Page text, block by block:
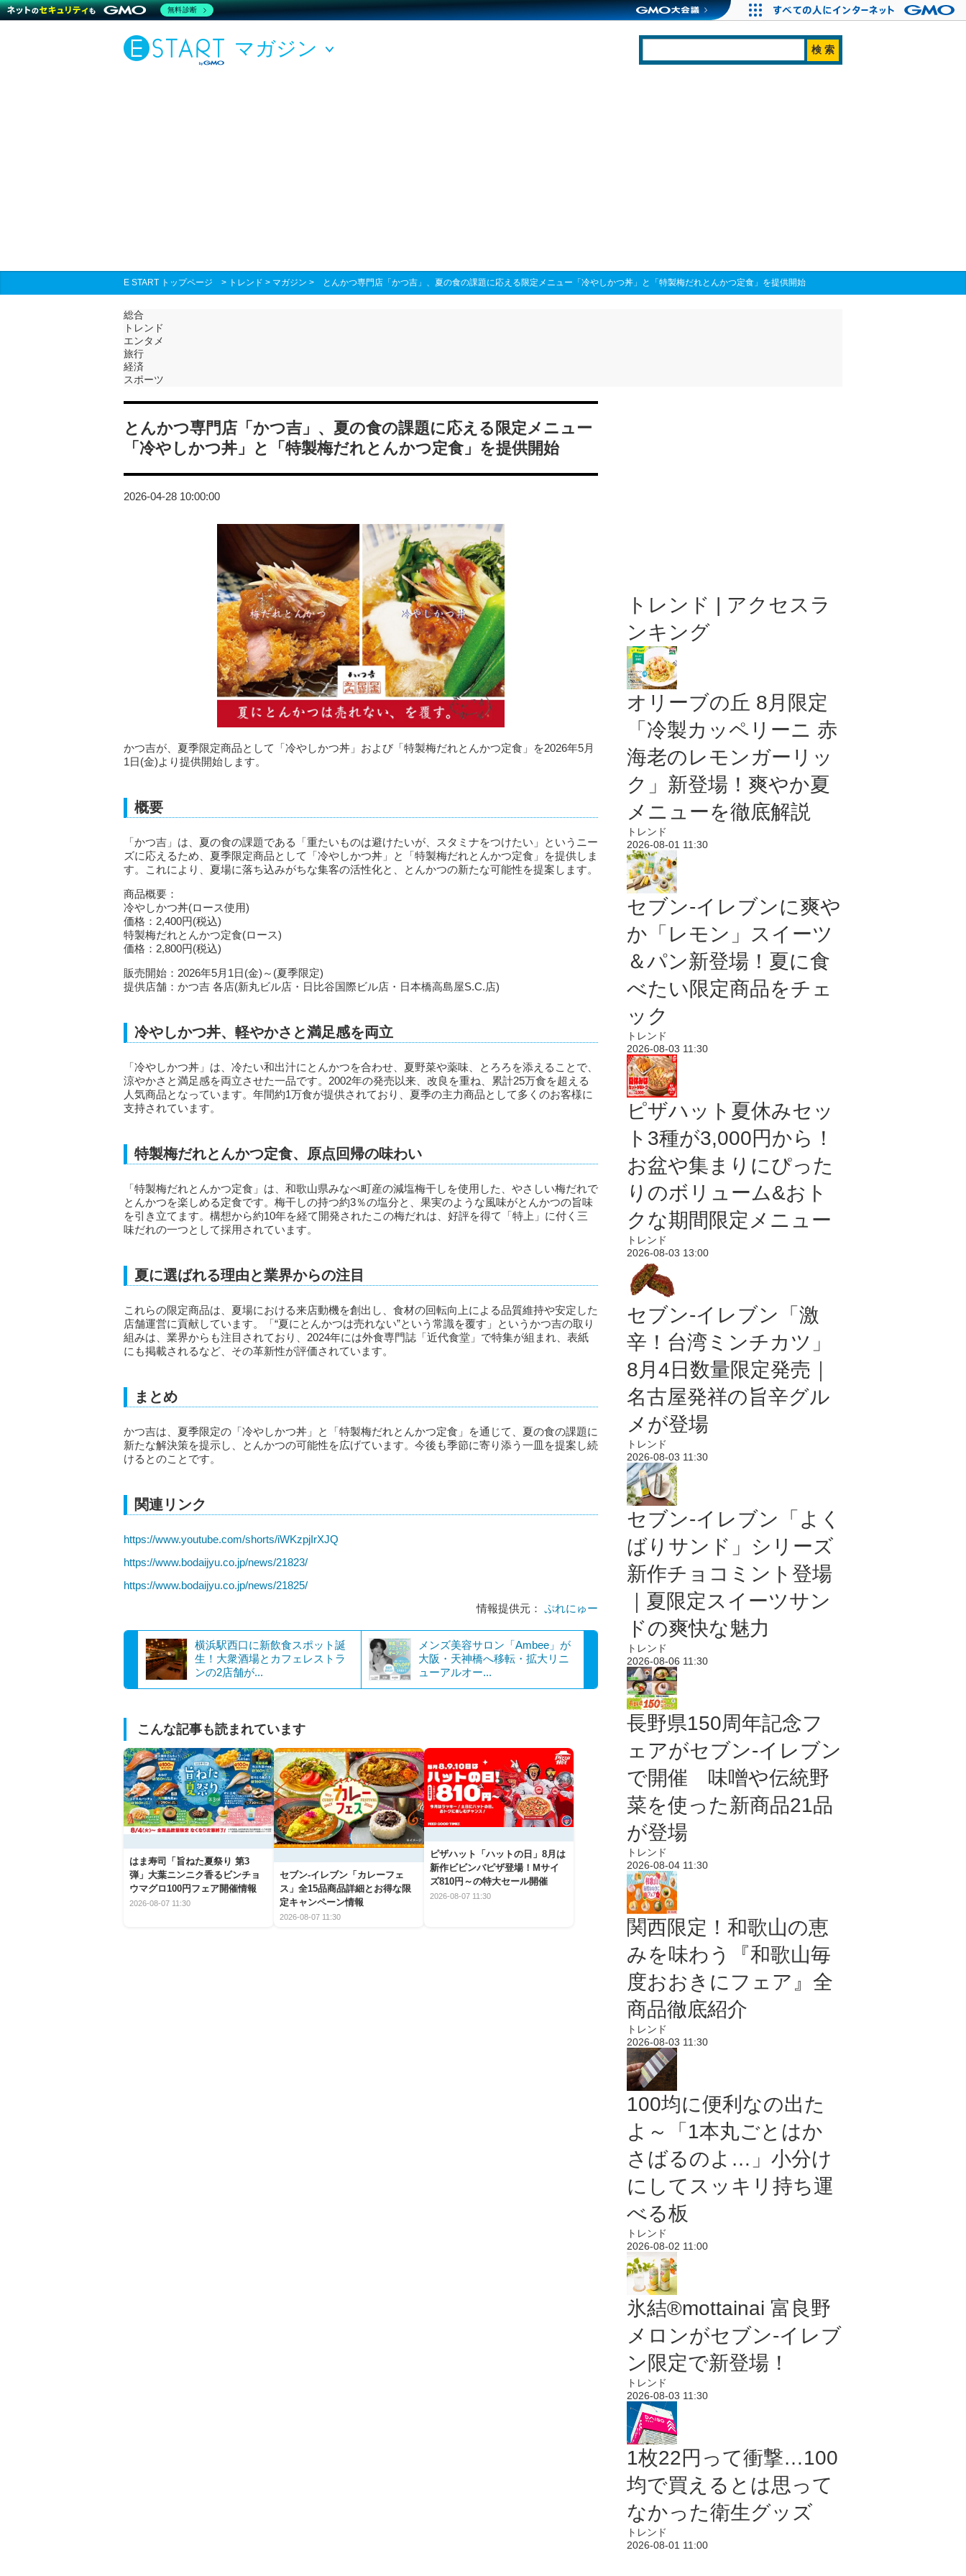
マガジン
E START トップページ > トレンド > マガジン > とんかつ専門店「かつ吉」、夏の食の課題に応える限定メニュー「冷やしかつ丼」と「特製梅だれとんかつ定食」を提供開始
総合
トレンド
エンタメ
旅行
経済
スポーツ
とんかつ専門店「かつ吉」、夏の食の課題に応える限定メニュー
「冷やしかつ丼」と「特製梅だれとんかつ定食」を提供開始
2026-04-28 10:00:00
かつ吉が、夏季限定商品として「冷やしかつ丼」および「特製梅だれとんかつ定食」を2026年5月
1日(金)より提供開始します。
概要
「かつ吉」は、夏の食の課題である「重たいものは避けたいが、スタミナをつけたい」というニー
ズに応えるため、夏季限定商品として「冷やしかつ丼」と「特製梅だれとんかつ定食」を提供しま
す。これにより、夏場に落ち込みがちな集客の活性化と、とんかつの新たな可能性を提案します。
商品概要：
冷やしかつ丼(ロース使用)
価格：2,400円(税込)
特製梅だれとんかつ定食(ロース)
価格：2,800円(税込)
販売開始：2026年5月1日(金)～(夏季限定)
提供店舗：かつ吉 各店(新丸ビル店・日比谷国際ビル店・日本橋高島屋S.C.店)
冷やしかつ丼、軽やかさと満足感を両立
「冷やしかつ丼」は、冷たい和出汁にとんかつを合わせ、夏野菜や薬味、とろろを添えることで、
涼やかさと満足感を両立させた一品です。2002年の発売以来、改良を重ね、累計25万食を超える
人気商品となっています。年間約1万食が提供されており、夏季の主力商品として多くのお客様に
支持されています。
特製梅だれとんかつ定食、原点回帰の味わい
「特製梅だれとんかつ定食」は、和歌山県みなべ町産の減塩梅干しを使用した、やさしい梅だれで
とんかつを楽しめる定食です。梅干しの持つ約3％の塩分と、果実のような風味がとんかつの旨味
を引き立てます。構想から約10年を経て開発されたこの梅だれは、好評を得て「特上」に付く三
味だれの一つとして採用されています。
夏に選ばれる理由と業界からの注目
これらの限定商品は、夏場における来店動機を創出し、食材の回転向上による品質維持や安定した
店舗運営に貢献しています。「“夏にとんかつは売れない”という常識を覆す」というかつ吉の取り
組みは、業界からも注目されており、2024年には外食専門誌「近代食堂」で特集が組まれ、表紙
にも掲載されるなど、その革新性が評価されています。
まとめ
かつ吉は、夏季限定の「冷やしかつ丼」と「特製梅だれとんかつ定食」を通じて、夏の食の課題に
新たな解決策を提示し、とんかつの可能性を広げています。今後も季節に寄り添う一皿を提案し続
けるとのことです。
関連リンク
https://www.youtube.com/shorts/iWKzpjIrXJQ
https://www.bodaijyu.co.jp/news/21823/
https://www.bodaijyu.co.jp/news/21825/
情報提供元： ぷれにゅー
横浜駅西口に新飲食スポット誕
生！大衆酒場とカフェレストラ
ンの2店舗が...
メンズ美容サロン「Ambee」が
大阪・天神橋へ移転・拡大リニ
ューアルオー...
こんな記事も読まれています
はま寿司「旨ねた夏祭り 第3
弾」大葉ニンニク香るビンチョ
ウマグロ100円フェア開催情報
2026-08-07 11:30
セブン‐イレブン「カレーフェ
ス」全15品商品詳細とお得な限
定キャンペーン情報
2026-08-07 11:30
ピザハット「ハットの日」8月は
新作ビビンバピザ登場！Mサイ
ズ810円～の特大セール開催
2026-08-07 11:30
トレンド | アクセスラ
ンキング
オリーブの丘 8月限定
「冷製カッペリーニ 赤
海老のレモンガーリッ
ク」新登場！爽やか夏
メニューを徹底解説
トレンド
2026-08-01 11:30
セブン‐イレブンに爽や
か「レモン」スイーツ
＆パン新登場！夏に食
べたい限定商品をチェ
ック
トレンド
2026-08-03 11:30
ピザハット夏休みセッ
ト3種が3,000円から！
お盆や集まりにぴった
りのボリューム&おト
クな期間限定メニュー
トレンド
2026-08-03 13:00
セブン-イレブン「激
辛！台湾ミンチカツ」
8月4日数量限定発売｜
名古屋発祥の旨辛グル
メが登場
トレンド
2026-08-03 11:30
セブン‐イレブン「よく
ばりサンド」シリーズ
新作チョコミント登場
｜夏限定スイーツサン
ドの爽快な魅力
トレンド
2026-08-06 11:30
長野県150周年記念フ
ェアがセブン-イレブン
で開催 味噌や伝統野
菜を使った新商品21品
が登場
トレンド
2026-08-04 11:30
関西限定！和歌山の恵
みを味わう『和歌山毎
度おおきにフェア』全
商品徹底紹介
トレンド
2026-08-03 11:30
100均に便利なの出た
よ～「1本丸ごとはか
さばるのよ…」小分け
にしてスッキリ持ち運
べる板
トレンド
2026-08-02 11:00
氷結®mottainai 富良野
メロンがセブン‐イレブ
ン限定で新登場！
トレンド
2026-08-03 11:30
1枚22円って衝撃…100
均で買えるとは思って
なかった衛生グッズ
トレンド
2026-08-01 11:00
無料診断